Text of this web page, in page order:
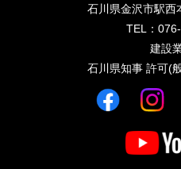
石川県金沢市駅西
TEL：
建設
石川県知事 許可(